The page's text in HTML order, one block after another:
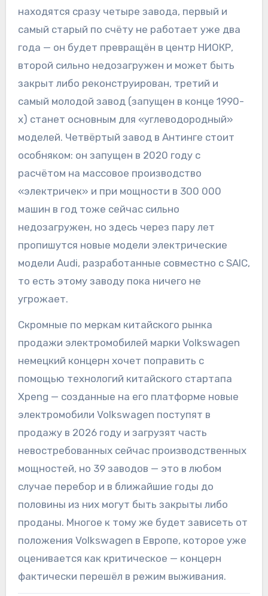
находятся сразу четыре завода, первый и
самый старый по счёту не работает уже два
года — он будет превращён в центр НИОКР,
второй сильно недозагружен и может быть
закрыт либо реконструирован, третий и
самый молодой завод (запущен в конце 1990-
х) станет основным для «углеводородный»
моделей. Четвёртый завод в Антинге стоит
особняком: он запущен в 2020 году с
расчётом на массовое производство
«электричек» и при мощности в 300 000
машин в год тоже сейчас сильно
недозагружен, но здесь через пару лет
пропишутся новые модели электрические
модели Audi, разработанные совместно с SAIC,
то есть этому заводу пока ничего не
угрожает.
Скромные по меркам китайского рынка
продажи электромобилей марки Volkswagen
немецкий концерн хочет поправить с
помощью технологий китайского стартапа
Xpeng — созданные на его платформе новые
электромобили Volkswagen поступят в
продажу в 2026 году и загрузят часть
невостребованных сейчас производственных
мощностей, но 39 заводов — это в любом
случае перебор и в ближайшие годы до
половины из них могут быть закрыты либо
проданы. Многое к тому же будет зависеть от
положения Volkswagen в Европе, которое уже
оценивается как критическое — концерн
фактически перешёл в режим выживания.